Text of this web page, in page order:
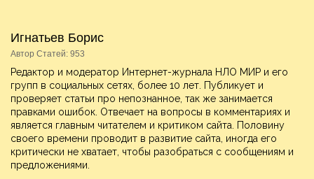
Игнатьев Борис
Автор Статей: 953
Редактор и модератор Интернет-журнала НЛО МИР и его
групп в социальных сетях, более 10 лет. Публикует и
проверяет статьи про непознанное, так же занимается
правками ошибок. Отвечает на вопросы в комментариях и
является главным читателем и критиком сайта. Половину
своего времени проводит в развитие сайта, иногда его
критически не хватает, чтобы разобраться с сообщениям и
предложениями.